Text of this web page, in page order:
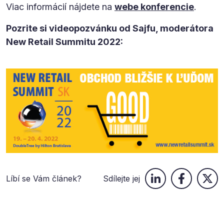
Viac informácií nájdete na webe konferencie.
Pozrite si videopozvánku od Sajfu, moderátora
New Retail Summitu 2022:
Líbí se Vám článek? Sdílejte jej